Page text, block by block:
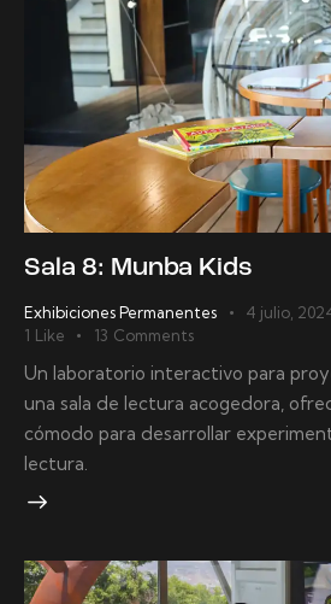
Sala 8: Munba Kids
Exhibiciones Permanentes 4 julio,
1 Like 13 Comments
Un laboratorio interactivo para
una sala de lectura acogedora,
cómodo para desarrollar
lectura.